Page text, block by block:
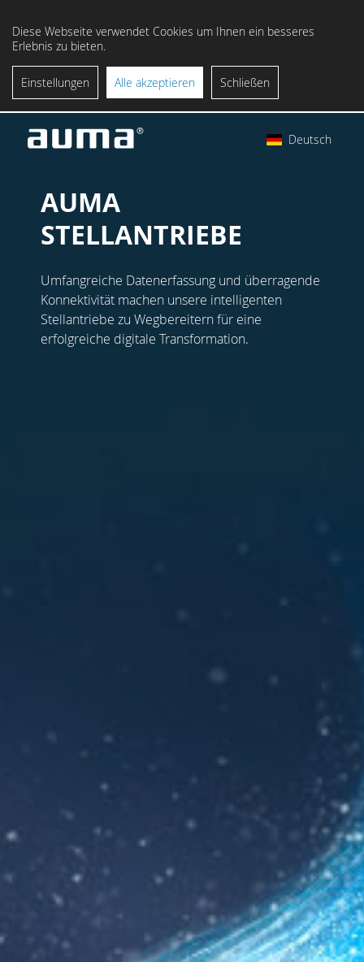
Deutsch
AUMA
STELLANTRIEBE
Umfangreiche Datenerfassung und überragende
Konnektivität machen unsere intelligenten
Stellantriebe zu Wegbereitern für eine
erfolgreiche digitale Transformation.
Diese Webseite verwendet Cookies um Ihnen ein besseres
Erlebnis zu bieten.
Einstellungen Alle akzeptieren Schließen